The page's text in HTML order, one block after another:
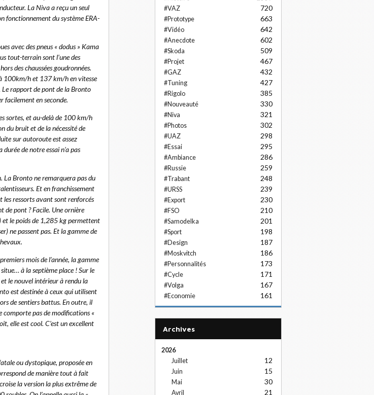
La Niva a reçu un seul
fonctionnement du système ERA-
avec des pneus « dodus » Kama
tout-terrain sont l’une des
des chaussées goudronnées.
100km/h et 137 km/h en vitesse
Le rapport de pont de la Bronto
facilement en seconde.
sortes, et au-delà de 100 km/h
du bruit et de la nécessité de
sur autoroute est assez
de notre essai n’a pas
La Bronto ne remarquera pas du
Et en franchissement
les ressorts avant sont renforcés
pont ? Facile. Une ornière
et le poids de 1,285 kg permettent
ne passent pas. Et la gamme de
mois de l’année, la gamme
à la septième place ! Sur le
le nouvel intérieur à rendu la
est destinée à ceux qui utilisent
de sentiers battus. En outre, il
comporte pas de modifications «
elle est cool. C’est un excellent
ou dystopique, proposée en
de manière tout à fait
la version la plus extrême de
#VAZ 720
#Prototype 663
#Vidéo 642
#Anecdote 602
#Skoda 509
#Projet 467
#GAZ 432
#Tuning 427
#Rigolo 385
#Nouveauté 330
#Niva 321
#Photos 302
#UAZ 298
#Essai 295
#Ambiance 286
#Russie 259
#Trabant 248
#URSS 239
#Export 230
#FSO 210
#Samodelka 201
#Sport 198
#Design 187
#Moskvitch 186
#Personnalités 173
#Cycle 171
#Volga 167
#Economie 161
Archives
2026
Juillet
12
Juin 15
Mai 30
Avril 21